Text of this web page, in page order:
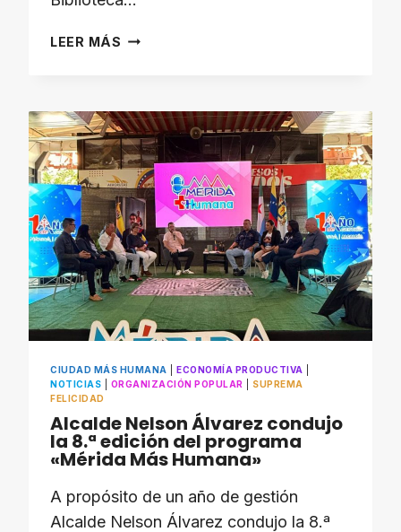
LEER MÁS ALCALDÍA
FORMACIÓN
A
EMPRENDEDORES
EN
LIBERTADOR
CIUDAD MÁS HUMANA ECONOMÍA PRODUCTIVA
NOTICIAS
ORGANIZACIÓN POPULAR
SUPREMA
FELICIDAD
Alcalde Nelson Álvarez condujo
la 8.ª edición del programa
«Mérida Más Humana»
A propósito de un año de gestión
Alcalde Nelson Álvarez condujo la 8.ª